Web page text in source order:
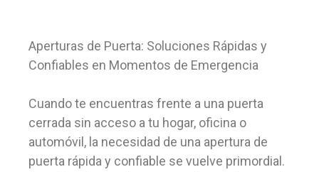
Aperturas de Puerta: Soluciones Rápidas y
Confiables en Momentos de Emergencia
Cuando te encuentras frente a una puerta
cerrada sin acceso a tu hogar, oficina o
automóvil, la necesidad de una apertura de
puerta rápida y confiable se vuelve primordial.